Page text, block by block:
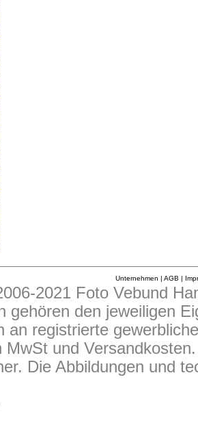
Unternehmen | AGB |
2021 Foto Vebund
gehören den jeweiligen
an registrierte
MwSt und
Die Abbildungen und